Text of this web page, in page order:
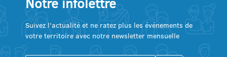
Suivez l’actualité et ne ratez plus les événements de
votre territoire avec notre newsletter mensuelle